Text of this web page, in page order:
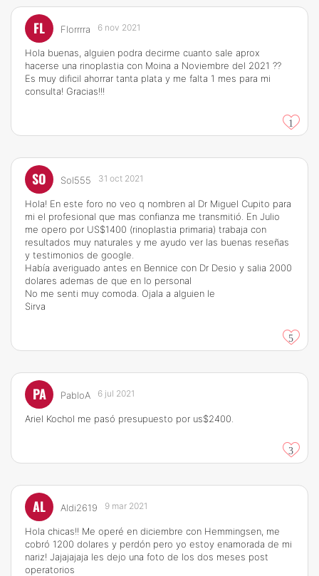
FL Florrrra 6 nov 2021
Hola buenas, alguien podra decirme cuanto sale aprox
hacerse una rinoplastia con Moina a Noviembre del 2021 ??
Es muy dificil ahorrar tanta plata y me falta 1 mes para mi
consulta! Gracias!!!
1
SO Sol555 31 oct 2021
Hola! En este foro no veo q nombren al Dr Miguel Cupito para
mi el profesional que mas confianza me transmitió. En Julio
me opero por US$1400 (rinoplastia primaria) trabaja con
resultados muy naturales y me ayudo ver las buenas reseñas
y testimonios de google.
Había averiguado antes en Bennice con Dr Desio y salia 2000
dolares ademas de que en lo personal
No me senti muy comoda. Ojala a alguien le
Sirva
5
PA PabloA 6 jul 2021
Ariel Kochol me pasó presupuesto por us$2400.
3
AL Aldi2619 9 mar 2021
Hola chicas!! Me operé en diciembre con Hemmingsen, me
cobró 1200 dolares y perdón pero yo estoy enamorada de mi
nariz! Jajajajaja les dejo una foto de los dos meses post
operatorios